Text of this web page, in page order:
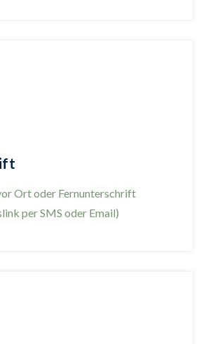
Ort oder Fernunterschrift
per SMS oder Email)